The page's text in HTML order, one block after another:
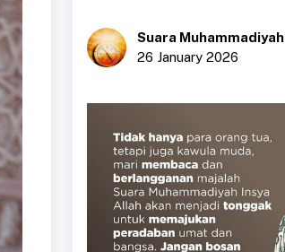
Suara Muhammadiyah
26 January 2026